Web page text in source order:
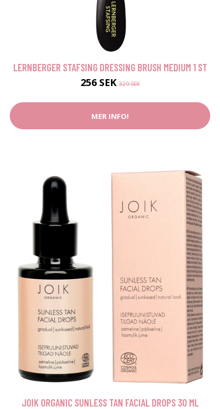
LERNBERGER STAFSING DRESSING BRUSH MEDIUM 1 ST
256 SEK329 SEK
MER INFO!
JOIK ORGANIC SUNLESS TAN FACIAL DROPS 30 ML